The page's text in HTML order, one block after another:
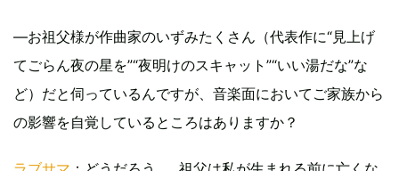
―お祖父様が作曲家のいずみたくさん（代表作に“見上げ
てごらん夜の星を”“夜明けのスキャット”“いい湯だな”な
ど）だと伺っているんですが、音楽面においてご家族から
の影響を自覚しているところはありますか？